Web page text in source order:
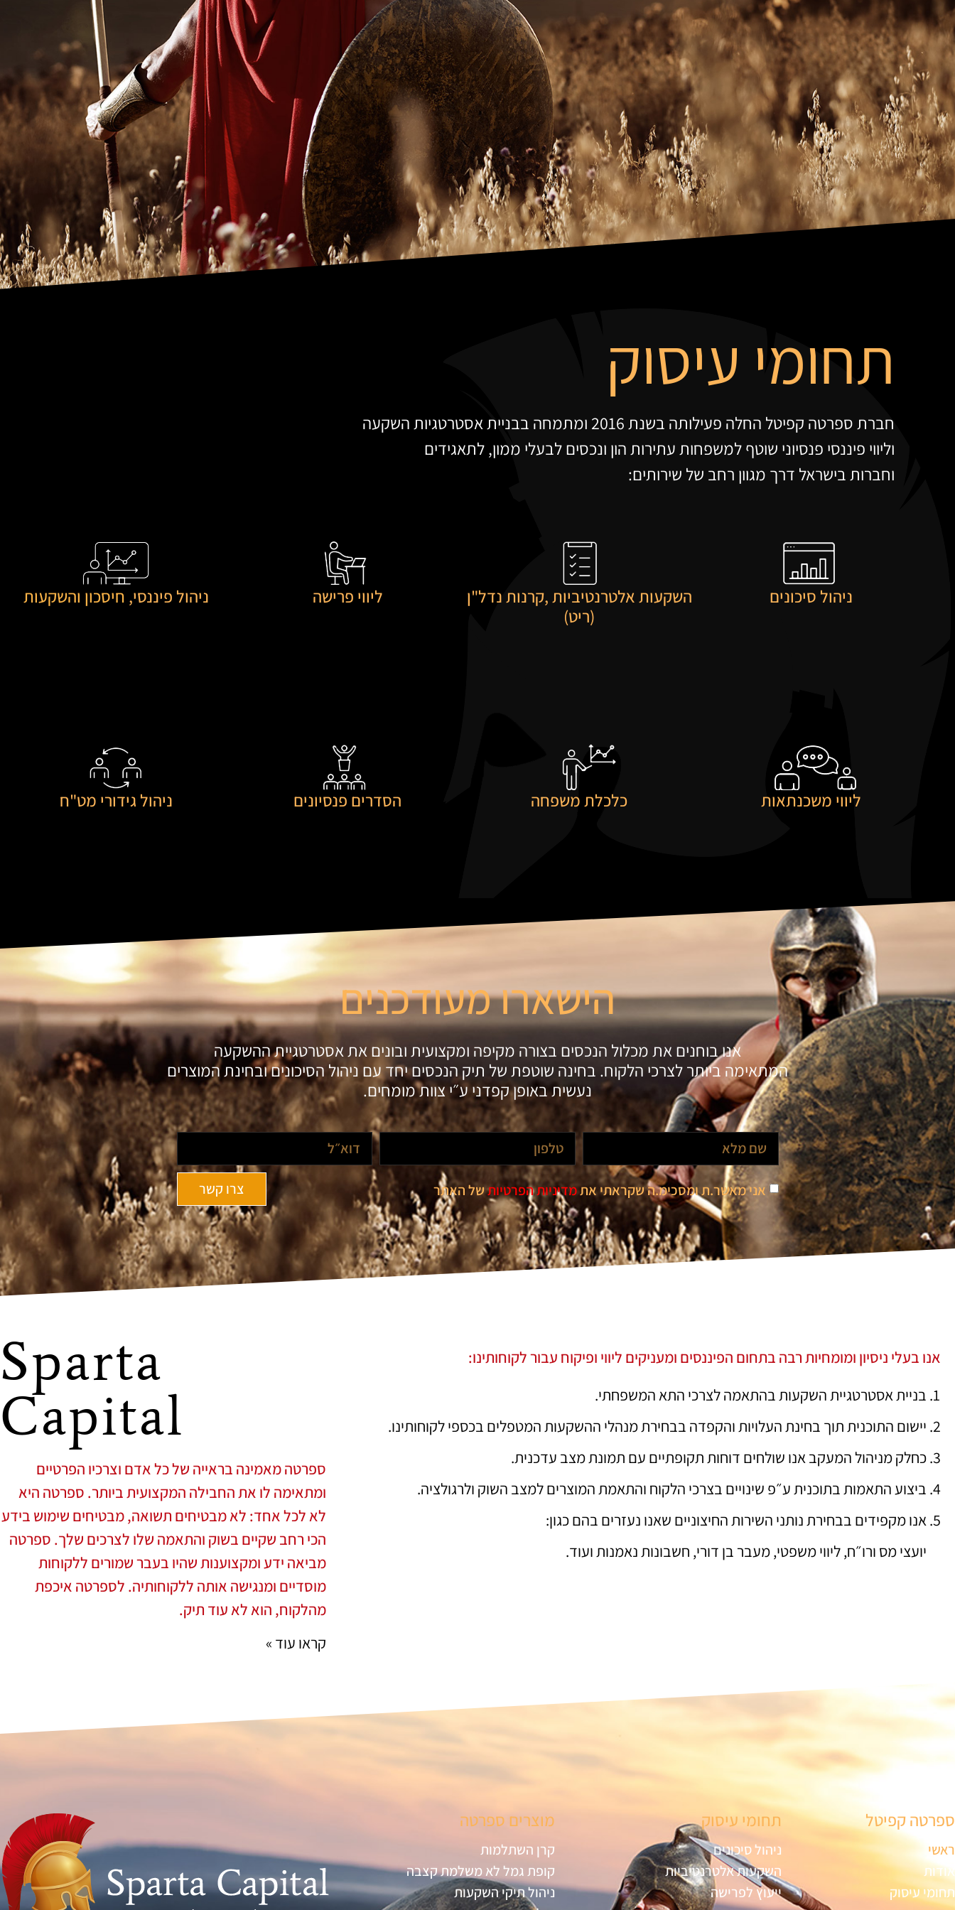
ספרטה קפיטל
ההשקעה הכי טובה שלך.
תחומי עיסוק
חברת ספרטה קפיטל החלה פעילותה בשנת 2016 ומתמחה בבניית אסטרטגיות השקעה
וליווי פיננסי פנסיוני שוטף למשפחות עתירות הון ונכסים לבעלי ממון, לתאגידים
וחברות בישראל דרך מגוון רחב של שירותים:
ניהול סיכונים
השקעות אלטרנטיביות ,קרנות נדל"ן
(ריט)
ליווי פרישה ניהול פיננסי, חיסכון והשקעות
ליווי משכנתאות כלכלת משפחה הסדרים פנסיונים ניהול גידורי מט"ח
הישארו מעודכנים
אנו בוחנים את מכלול הנכסים בצורה מקיפה ומקצועית ובונים את אסטרטגיית ההשקעה
המתאימה ביותר לצרכי הלקוח. בחינה שוטפת של תיק הנכסים יחד עם ניהול הסיכונים ובחינת המוצרים
נעשית באופן קפדני ע״י צוות מומחים.
אני מאשר.ת ומסכימ.ה שקראתי אתמדיניות הפרטיותשל האתר צרו קשר
אנו בעלי ניסיון ומומחיות רבה בתחום הפיננסים ומעניקים ליווי ופיקוח עבור לקוחותינו:
בניית אסטרטגיית השקעות בהתאמה לצרכי התא המשפחתי.
יישום התוכנית תוך בחינת העלויות והקפדה בבחירת מנהלי ההשקעות המטפלים בכספי לקוחותינו.
כחלק מניהול המעקב אנו שולחים דוחות תקופתיים עם תמונת מצב עדכנית.
ביצוע התאמות בתוכנית ע״פ שינויים בצרכי הלקוח והתאמת המוצרים למצב השוק ולרגולציה.
אנו מקפידים בבחירת נותני השירות החיצוניים שאנו נעזרים בהם כגון:
יועצי מס ורו״ח, ליווי משפטי, מעבר בן דורי, חשבונות נאמנות ועוד.
Sparta
Capital
ספרטה מאמינה בראייה של כל אדם וצרכיו הפרטיים
ומתאימה לו את החבילה המקצועית ביותר. ספרטה היא
לא לכל אחד: לא מבטיחים תשואה, מבטיחים שימוש בידע
הכי רחב שקיים בשוק והתאמה שלו לצרכים שלך. ספרטה
מביאה ידע ומקצוענות שהיו בעבר שמורים ללקוחות
מוסדיים ומנגישה אותה ללקוחותיה. לספרטה איכפת
מהלקוח, הוא לא עוד תיק.
קראו עוד »
ספרטה קפיטל
ראשי
אודות
תחומי עיסוק
תחומי עיסוק
ניהול סיכונים
השקעות אלטרנטיביות
ייעוץ לפרישה
מוצרים ספרטה
קרן השתלמות
קופת גמל לא משלמת קצבה
ניהול תיקי השקעות